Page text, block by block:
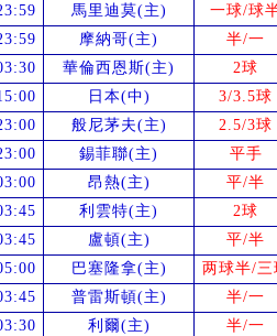
馬里迪莫(主)
一球/球
摩納哥(主)
半/一
華倫西恩斯(主)
2球
日本(中)
3/3.5球
般尼茅夫(主)
2.5/3球
錫菲聯(主)
平手
昂熱(主)
平/半
利雲特(主)
2球
盧頓(主)
平/半
巴塞隆拿(主)
两球半/三
普雷斯頓(主)
半/一
利爾(主)
半/一